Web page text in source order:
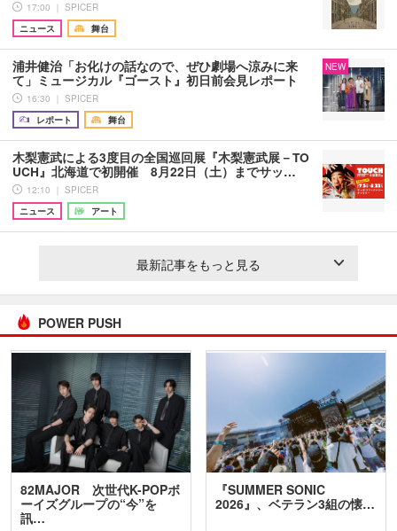
17:00 ｜ SPICER
ニュース
舞台
浦井健治「お化けの話なので、ぜひ劇場へ涼みに来
て」ミュージカル『ゴースト』初日前会見レポート
16:30 ｜ SPICER
レポート
舞台
NEW
木梨憲武による3度目の全国巡回展『木梨憲武展－TO
UCH』北海道で初開催 8月22日（土）までサッ…
12:10 ｜ SPICER
ニュース
アート
最新記事をもっと見る
POWER PUSH
82MAJOR 次世代K-POPボ
ーイズグループの“今”を
訊…
『SUMMER SONIC
2026』、ベテラン3組の懐…